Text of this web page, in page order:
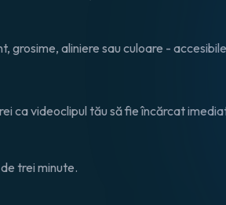
aliniere sau culoare -
ca videoclipul tău să fie încărcat
trei minute.